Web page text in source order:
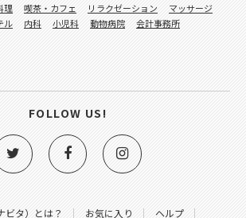
ビタ）とは？ お気に入り ヘルプ
理 喫茶・カフェ リラクゼーション
マッサージ
ル 内科 小児科 動物病院
会計事務所
FOLLOW US!